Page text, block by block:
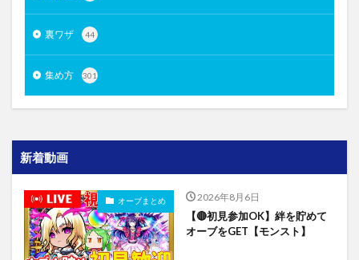
裏ワザ 44
集め方 301
新着動画
オーブまとめ 2026年8月6日
【🔴初見参加OK】絆を貯めて
オーブをGET【モンスト】